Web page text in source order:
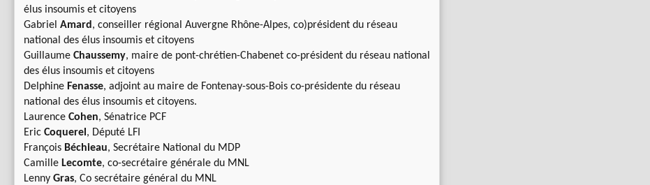
élus insoumis et citoyens
Gabriel Amard , conseiller régional Auvergne Rhône-Alpes, co)président du réseau
national des élus insoumis et citoyens
Guillaume Chaussemy, maire de pont-chrétien-Chabenet co-président du réseau national
des élus insoumis et citoyens
Delphine Fenasse, adjoint au maire de Fontenay-sous-Bois co-présidente du réseau
national des élus insoumis et citoyens.
Laurence Cohen, Sénatrice PCF
Eric Coquerel , Député LFI
François Béchieau, Secrétaire National du MDP
Camille Lecomte, co-secrétaire générale du MNL
Lenny Gras, Co secrétaire général du MNL